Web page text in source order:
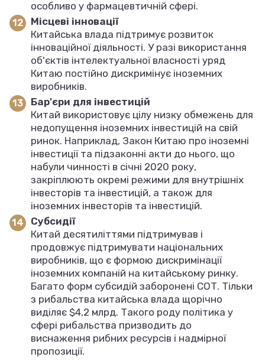
особливо у фармацевтичній сфері.
Місцеві інновації
Китайська влада підтримує розвиток
інноваційної діяльності. У разі використання
об'єктів інтелектуальної власності уряд
Китаю постійно дискримінує іноземних
виробників.
Бар'єри для інвестицій
Китай використовує цілу низку обмежень для
недопущення іноземних інвестицій на свій
ринок. Наприклад, Закон Китаю про іноземні
інвестиції та підзаконні акти до нього, що
набули чинності в січні 2020 року,
закріплюють окремі режими для внутрішніх
інвесторів та інвестицій, а також для
іноземних інвесторів та інвестицій.
Субсидії
Китай десятиліттями підтримував і
продовжує підтримувати національних
виробників, що є формою дискримінації
іноземних компаній на китайському ринку.
Багато форм субсидій заборонені СОТ. Тільки
з рибальства китайська влада щорічно
виділяє $4,2 млрд. Такого роду політика у
сфері рибальства призводить до
виснаження рибних ресурсів і надмірної
пропозиції.